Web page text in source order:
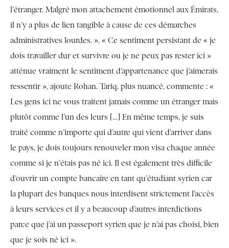
l’étranger. Malgré mon attachement émotionnel aux Émirats,
il n’y a plus de lien tangible à cause de ces démarches
administratives lourdes. ». « Ce sentiment persistant de « je
dois travailler dur et survivre ou je ne peux pas rester ici »
atténue vraiment le sentiment d’appartenance que j’aimerais
ressentir », ajoute Rohan. Tariq, plus nuancé, commente : «
Les gens ici ne vous traitent jamais comme un étranger mais
plutôt comme l’un des leurs […] En même temps, je suis
traité comme n’importe qui d’autre qui vient d’arriver dans
le pays, je dois toujours renouveler mon visa chaque année
comme si je n’étais pas né ici. Il est également très difficile
d’ouvrir un compte bancaire en tant qu’étudiant syrien car
la plupart des banques nous interdisent strictement l’accès
à leurs services et il y a beaucoup d’autres interdictions
parce que j’ai un passeport syrien que je n’ai pas choisi, bien
que je sois né ici ».